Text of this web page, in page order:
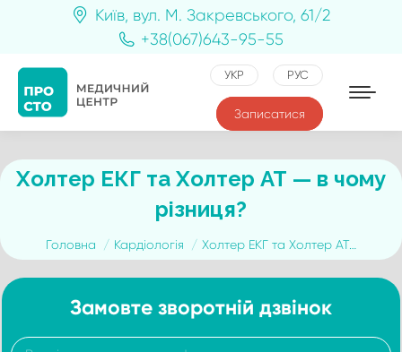
Київ, вул. М. Закревського, 61/2
+38(067)643-95-55
УКР РУС
Записатися
Холтер ЕКГ та Холтер АТ — в чому
різниця?
You are here:
Головна Кардіологія Холтер ЕКГ та Холтер АТ…
Замовте зворотній дзвінок